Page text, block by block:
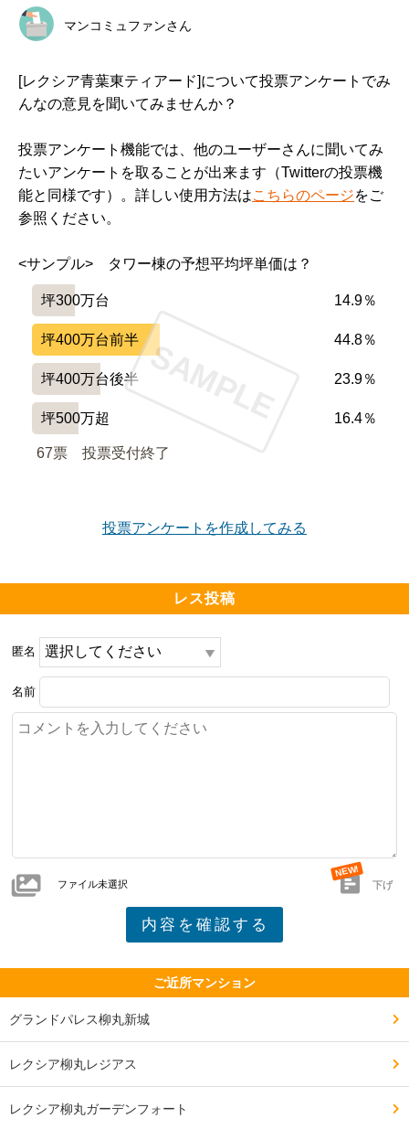
マンコミュファンさん
[レクシア青葉東ティアード]について投票アンケートでみ
んなの意見を聞いてみませんか？
投票アンケート機能では、他のユーザーさんに聞いてみ
たいアンケートを取ることが出来ます（Twitterの投票機
能と同様です）。詳しい使用方法はこちらのページをご
参照ください。
<サンプル>　タワー棟の予想平均坪単価は？
坪300万台 14.9％
坪400万台前半 44.8％
坪400万台後半 23.9％
坪500万超 16.4％
67票 投票受付終了
SAMPLE
投票アンケートを作成してみる
レス投稿
匿名
名前
ファイル未選択 下げ
ご近所マンション
グランドパレス柳丸新城
レクシア柳丸レジアス
レクシア柳丸ガーデンフォート